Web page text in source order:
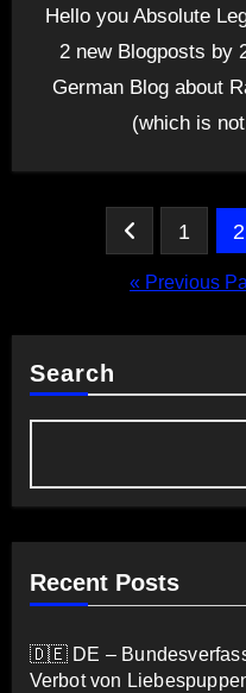
Hello you Absolute
2 new Blogposts by
German Blog about
(which is
pagination
1 2
« Previous
Search
Recent Posts
🇩🇪 DE –
Verbot von